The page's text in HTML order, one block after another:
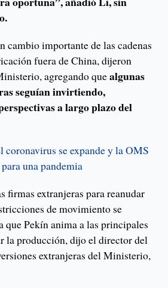
cambio importante de las cadenas
fuera de China, dijeron
agregando quealgunas
seguían invirtiendo,
a largo plazo del
coronavirus se expande y la OMS
una pandemia
firmas extranjeras para reanudar
de movimiento se
que Pekín anima a las principales
la producción, dijo el director del
extranjeras del Ministerio,